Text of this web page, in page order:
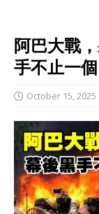
阿巴大戰
手不止一
October 15, 2025